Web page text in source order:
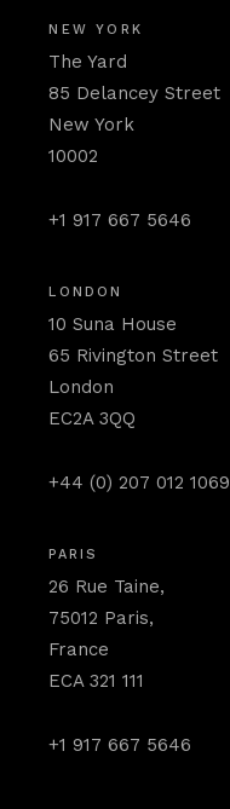
NEW YORK
The Yard
85 Delancey Street
New York
10002
+1 917 667 5646
LONDON
10 Suna House
65 Rivington Street
London
EC2A 3QQ
+44 (0) 207 012 1069
PARIS
26 Rue Taine,
75012 Paris,
France
ECA 321 111
+1 917 667 5646